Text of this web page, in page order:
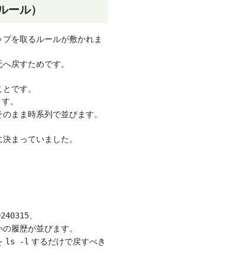
ル）
を取るルールが敷かれま
戻すためです。
です。
。
まま時系列で並びます。
まっていました。
履歴が並びます。
ls -l するだけで戻すべき